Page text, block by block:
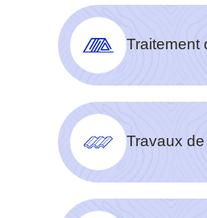
Traitement
Travaux